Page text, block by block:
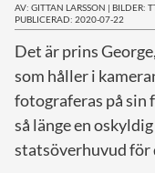
AV: GITTAN LARSSON | BILDER:
PUBLICERAD: 2020-07-22
Det är prins
som håller i
fotograferas på sin
så länge en
statsöverhuvud